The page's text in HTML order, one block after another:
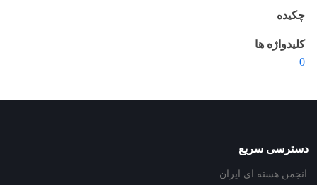
چکیده
کلیدواژه ها
0
دسترسی سریع
انجمن هسته ای ایران